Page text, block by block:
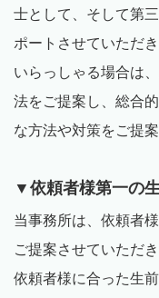
士として、そして第
ポートさせていただ
いらっしゃる場合は
法をご提案し、総合
な方法や対策をご提案
▼依頼者様第一の
当事務所は、依頼者
ご提案させていただ
依頼者様に合った生